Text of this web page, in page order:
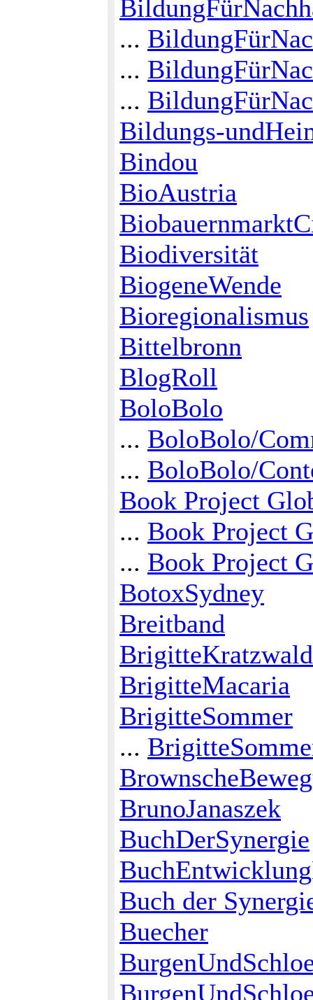
...
...
...
Bildungs-
Bindou
BioAustria
Biodiversität
BiogeneWende
Bioregionalismus
Bittelbronn
BlogRoll
BoloBolo
... BoloBolo/
... BoloBolo/
Book Project
... Book Project
... Book Project
BotoxSydney
Breitband
BrigitteKratzwald
BrigitteMacaria
BrigitteSommer
...
BrunoJanaszek
BuchDerSynergie
Buch der
Buecher